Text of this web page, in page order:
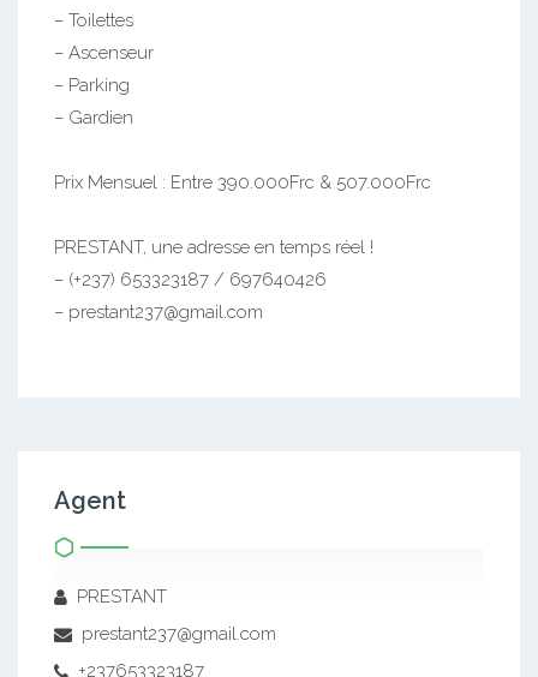
– Toilettes
– Ascenseur
– Parking
– Gardien
Prix Mensuel : Entre 390.000Frc & 507.000Frc
PRESTANT, une adresse en temps réel !
– (+237) 653323187 / 697640426
– prestant237@gmail.com
Agent
PRESTANT
prestant237@gmail.com
+237653323187